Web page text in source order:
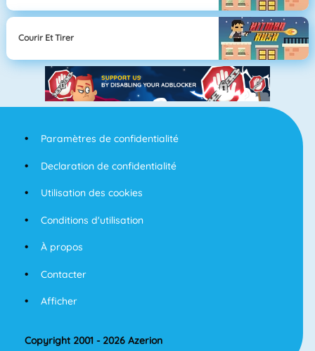
Courir Et Tirer
Paramètres de confidentialité
Declaration de confidentialité
Utilisation des cookies
Conditions d'utilisation
À propos
Contacter
Afficher
Copyright 2001 - 2026 Azerion